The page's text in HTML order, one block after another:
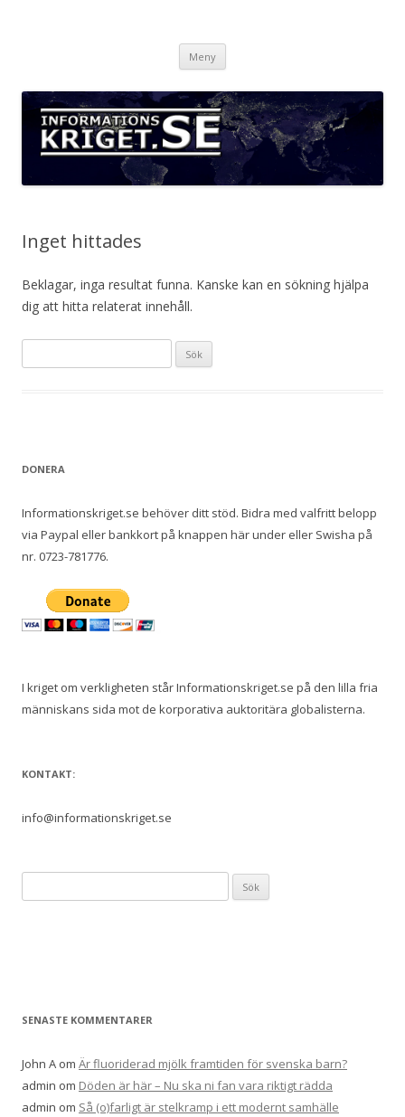
Meny
Inget hittades
Beklagar, inga resultat funna. Kanske kan en sökning hjälpa
dig att hitta relaterat innehåll.
efter:
DONERA
Informationskriget.se behöver ditt stöd. Bidra med valfritt belopp
via Paypal eller bankkort på knappen här under eller Swisha på
nr. 0723-781776.
I kriget om verkligheten står Informationskriget.se på den lilla fria
människans sida mot de korporativa auktoritära globalisterna.
KONTAKT:
info@informationskriget.se
efter:
SENASTE KOMMENTARER
John A om Är fluoriderad mjölk framtiden för svenska barn?
admin om Döden är här – Nu ska ni fan vara riktigt rädda
admin om Så (o)farligt är stelkramp i ett modernt samhälle